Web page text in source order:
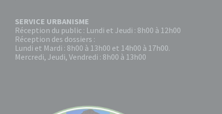
SERVICE URBANISME
Réception du public : Lundi et Jeudi : 8h00 à 12h00
Réception des dossiers :
Lundi et Mardi : 8h00 à 13h00 et 14h00 à 17h00.
Mercredi, Jeudi, Vendredi : 8h00 à 13h00